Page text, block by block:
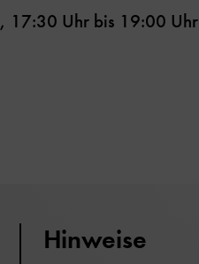
, 17:30 Uhrbis 19:00 Uhr
Hinweise